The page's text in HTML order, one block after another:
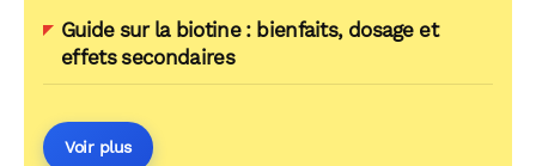
Guide sur la biotine : bienfaits, dosage et
effets secondaires
Voir plus